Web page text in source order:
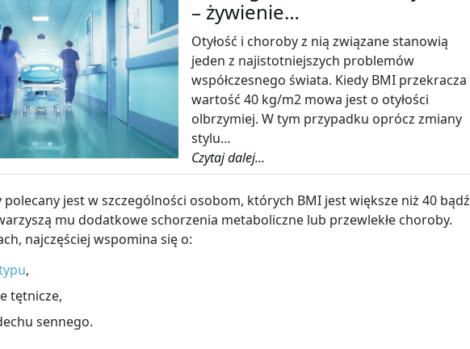
– żywienie…
Otyłość i choroby z nią związane stanowią
jeden z najistotniejszych problemów
współczesnego świata. Kiedy BMI przekracza
wartość 40 kg/m2 mowa jest o otyłości
olbrzymiej. W tym przypadku oprócz zmiany
stylu…
Czytaj dalej...
polecany jest w szczególności osobom, których BMI jest większe niż 40 bądź
mu dodatkowe schorzenia metaboliczne lub przewlekłe choroby.
najczęściej wspomina się o:
,
tętnicze,
sennego.